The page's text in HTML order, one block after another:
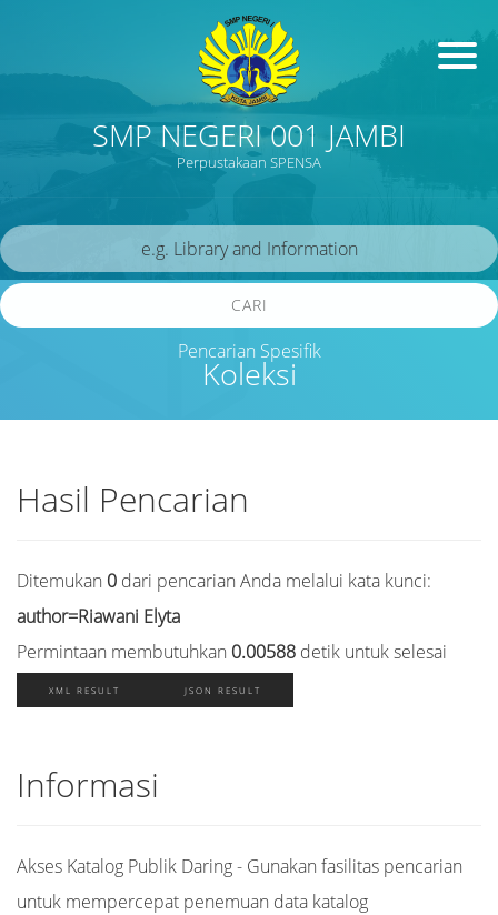
SMP NEGERI 001 JAMBI
Perpustakaan SPENSA
Koleksi
CARI
Pencarian Spesifik
Hasil Pencarian
Ditemukan 0 dari pencarian Anda melalui kata kunci:
author=Riawani Elyta
Permintaan membutuhkan 0.00588 detik untuk selesai
XML RESULT JSON RESULT
Informasi
Akses Katalog Publik Daring - Gunakan fasilitas pencarian
untuk mempercepat penemuan data katalog